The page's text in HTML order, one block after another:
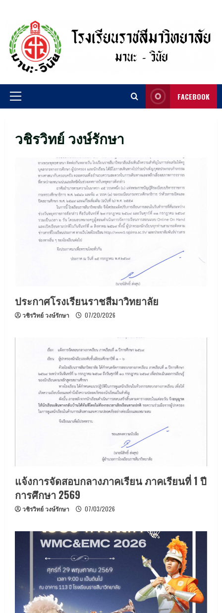
content
Primary
FACEBOOK
วชิรวิทย์ วงษ์รักษา
ประกาศโรงเรียนราชสีมาวิทยาลัย
วชิรวิทย์ วงษ์รักษา 07/20/2026
แจ้งการจัดสอบกลางภาคเรียน ภาคเรียนที่ 1 ปี
การศึกษา 2569
วชิรวิทย์ วงษ์รักษา 07/03/2026